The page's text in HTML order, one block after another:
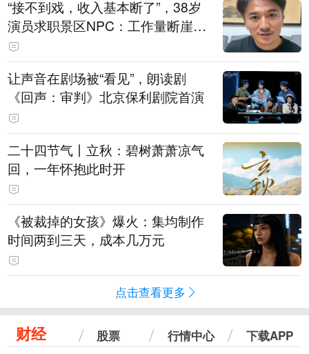
“接不到戏，收入基本断了”，38岁
演员求职景区NPC：工作量断崖式
下跌，留给我试错的时间不多了
让声音在剧场被“看见”，朗读剧
《回声：审判》北京保利剧院首演
二十四节气丨立秋：碧树萧萧凉气
回，一年怀抱此时开
《被裁掉的女孩》爆火：集均制作
时间两到三天，成本几万元
点击查看更多
财经 股票 行情中心 下载APP